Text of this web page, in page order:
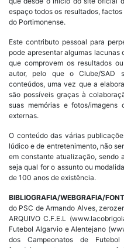
espaço todos os resultados,
do Portimonense.
Este contributo pessoal para
pode apresentar algumas
que comprovem os resultados
autor, pelo que o Clube/SAD
conteúdos, uma vez que a
são possíveis graças à
suas memórias e fotos/
externas.
O conteúdo das várias
lúdico e de entretenimento, não
em constante atualização, sendo
seja qual for o assunto ou
de 100 anos de existência.
BIBLIOGRAFIA/WEBGRAFIA/
do PSC de Armando Alves,
ARQUIVO C.F.E.L
Futebol Algarvio e Alentejano
dos Campeonatos de